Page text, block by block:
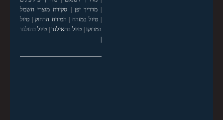
|מדריך יפן | סקירת מוצרי חשמל
| טיול במזרח | המזרח הרחוק| טיול
במרוקו| טיול בתאילנד| טיול בהולנד
|